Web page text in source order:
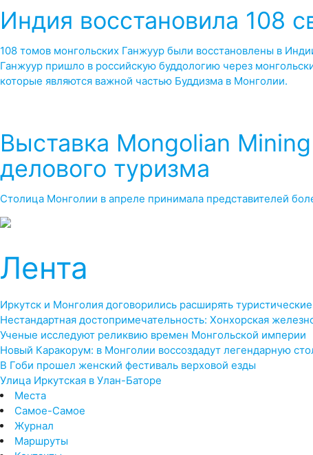
Индия восстановила 108
108 томов монгольских Ганжуур были восстановлены в
Ганжуур пришло в российскую буддологию через
которые являются важной частью Буддизма в Монголии.
Выставка Mongolian
делового туризма
Столица Монголии в апреле принимала представителей
Лента
Иркутск и Монголия договорились расширять
Нестандартная достопримечательность: Хонхорская
Ученые исследуют реликвию времен Монгольской империи
Новый Каракорум: в Монголии воссоздадут легендарную
В Гоби прошел женский фестиваль верховой езды
Улица Иркутская в Улан-Баторе
Места
Самое-Самое
Журнал
Маршруты